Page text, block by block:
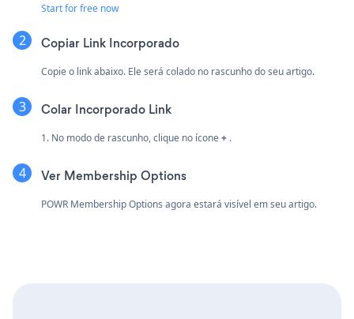
Start for free now
Copiar Link Incorporado
Copie o link abaixo. Ele será colado no rascunho do seu artigo.
Colar Incorporado Link
1. No modo de rascunho, clique no ícone+ .
Ver Membership Options
POWR Membership Options agora estará visível em seu artigo.